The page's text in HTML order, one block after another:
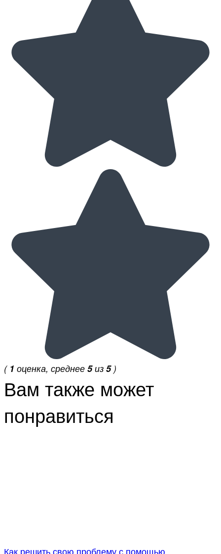
( 1 оценка, среднее 5из 5)
Вам также может
понравиться
Как решить свою проблему с помощью